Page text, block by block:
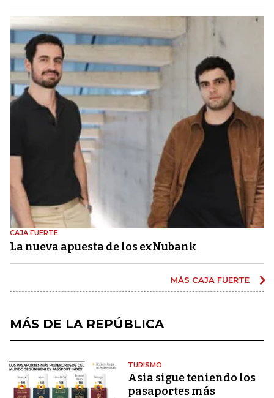
CAJA FUERTE
La nueva apuesta de los exNubank
MÁS CAJA FUERTE
MÁS DE LA REPÚBLICA
TURISMO
Asia sigue teniendo los
pasaportes más